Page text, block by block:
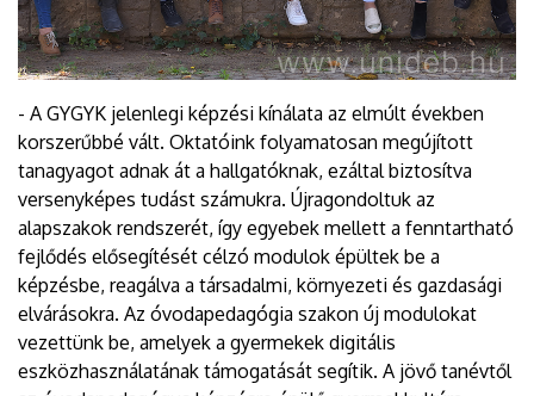
- A GYGYK jelenlegi képzési kínálata az elmúlt években
korszerűbbé vált. Oktatóink folyamatosan megújított
tanagyagot adnak át a hallgatóknak, ezáltal biztosítva
versenyképes tudást számukra. Újragondoltuk az
alapszakok rendszerét, így egyebek mellett a fenntartható
fejlődés elősegítését célzó modulok épültek be a
képzésbe, reagálva a társadalmi, környezeti és gazdasági
elvárásokra. Az óvodapedagógia szakon új modulokat
vezettünk be, amelyek a gyermekek digitális
eszközhasználatának támogatását segítik. A jövő tanévtől